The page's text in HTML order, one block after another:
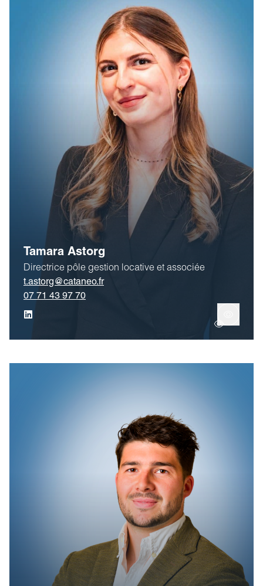
Tamara Astorg
Directrice pôle gestion locative et associée
t.astorg@cataneo.fr
07 71 43 97 70